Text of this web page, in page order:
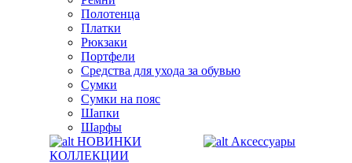
Полотенца
Платки
Рюкзаки
Портфели
Средства для ухода за обувью
Сумки
Сумки на пояс
Шапки
Шарфы
НОВИНКИ
КОЛЛЕКЦИИ
Аксессуары